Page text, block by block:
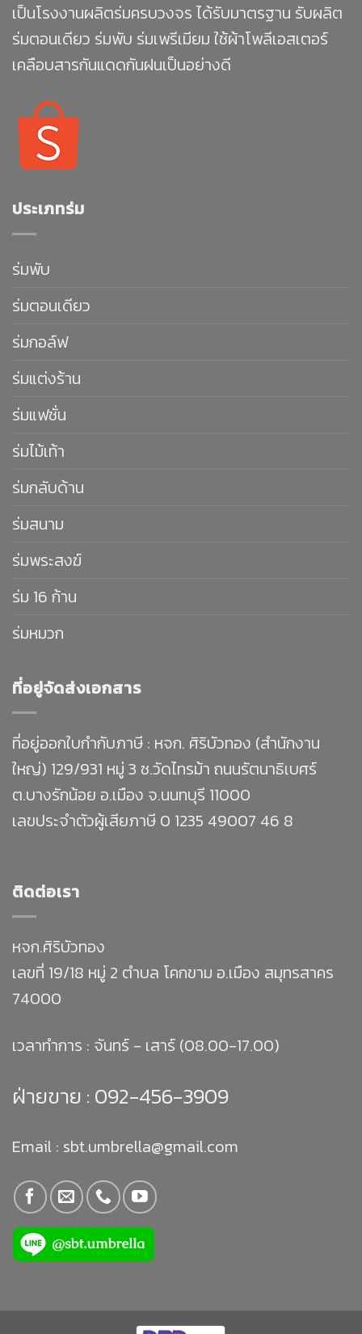
เป็นโรงงานผลิตร่มครบวงจร ได้รับมาตรฐาน รับผลิต
ร่มตอนเดียว ร่มพับ ร่มเพรีเมียม ใช้ผ้าโพลีเอสเตอร์
เคลือบสารกันแดดกันฝนเป็นอย่างดี
ประเภทร่ม
ร่มพับ
ร่มตอนเดียว
ร่มกอล์ฟ
ร่มแต่งร้าน
ร่มแฟชั่น
ร่มไม้เท้า
ร่มกลับด้าน
ร่มสนาม
ร่มพระสงฆ์
ร่ม 16 ก้าน
ร่มหมวก
ที่อยู่จัดส่งเอกสาร
ที่อยู่ออกใบกำกับภาษี : หจก. ศิริบัวทอง (สำนักงาน
ใหญ่) 129/931 หมู่ 3 ซ.วัดไทรม้า ถนนรัตนาธิเบศร์
ต.บางรักน้อย อ.เมือง จ.นนทบุรี 11000
เลขประจำตัวผู้เสียภาษี 0 1235 49007 46 8
ติดต่อเรา
หจก.ศิริบัวทอง
เลขที่ 19/18 หมู่ 2 ตำบล โคกขาม อ.เมือง สมุทรสาคร
74000
เวลาทำการ : จันทร์ - เสาร์ (08.00-17.00)
ฝ่ายขาย : 092-456-3909
Email : sbt.umbrella@gmail.com